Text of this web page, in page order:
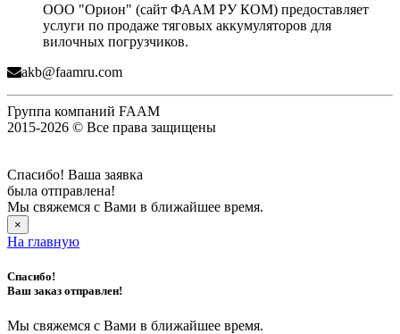
ООО "Орион" (сайт ФААМ РУ КОМ) предоставляет
услуги по продаже тяговых аккумуляторов для
вилочных погрузчиков.
akb@faamru.com
Группа компаний FAAM
2015-2026 © Все права защищены
Спасибо! Ваша заявка
была отправлена!
Мы свяжемся с Вами в ближайшее время.
×
На главную
Спасибо!
Ваш заказ отправлен!
Мы свяжемся с Вами в ближайшее время.